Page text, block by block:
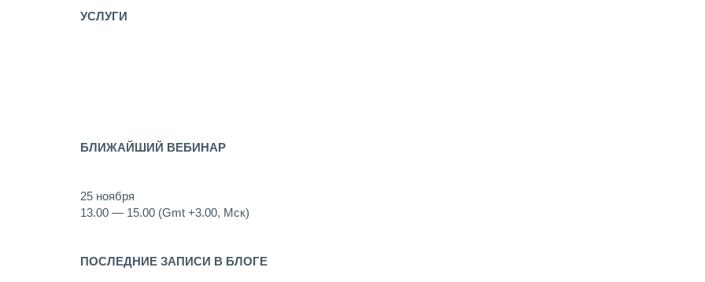
УСЛУГИ
БЛИЖАЙШИЙ ВЕБИНАР
25 ноября
13.00 — 15.00 (Gmt +3.00, Мск)
ПОСЛЕДНИЕ ЗАПИСИ В БЛОГЕ